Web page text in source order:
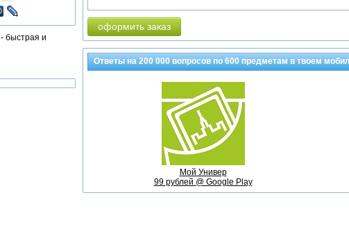
оформить заказ
Ответы на200 000вопросов по600 предметамв твоем
Мой Универ
99 рублей @ Google Play
- быстрая и